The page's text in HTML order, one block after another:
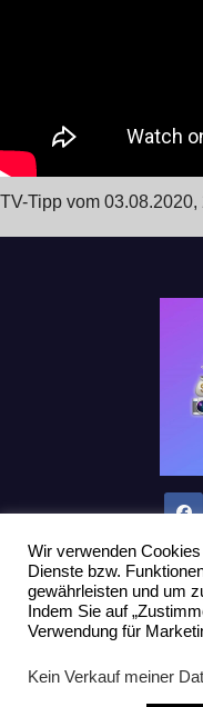
TV-Tipp vom
Stolz präsentiert von
Home
Wir verwenden
Dienste bzw.
gewährleisten und um
Indem Sie auf
Verwendung für
Kein Verkauf meiner